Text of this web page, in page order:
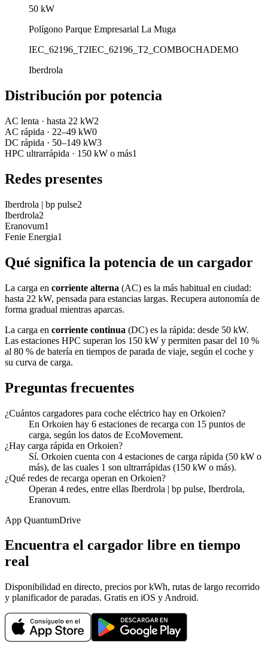
50 kW
Polígono Parque Empresarial La Muga
IEC_62196_T2IEC_62196_T2_COMBOCHADEMO
Iberdrola
Distribución por potencia
AC lenta · hasta 22 kW2
AC rápida · 22–49 kW0
DC rápida · 50–149 kW3
HPC ultrarrápida · 150 kW o más1
Redes presentes
Iberdrola | bp pulse2
Iberdrola2
Eranovum1
Fenie Energia1
Qué significa la potencia de un cargador
La carga en corriente alterna (AC) es la más habitual en ciudad:
hasta 22 kW, pensada para estancias largas. Recupera autonomía de
forma gradual mientras aparcas.
La carga en corriente continua (DC) es la rápida: desde 50 kW.
Las estaciones HPC superan los 150 kW y permiten pasar del 10 %
al 80 % de batería en tiempos de parada de viaje, según el coche y
su curva de carga.
Preguntas frecuentes
¿Cuántos cargadores para coche eléctrico hay en Orkoien?
En Orkoien hay 6 estaciones de recarga con 15 puntos de
carga, según los datos de EcoMovement.
¿Hay carga rápida en Orkoien?
Sí. Orkoien cuenta con 4 estaciones de carga rápida (50 kW o
más), de las cuales 1 son ultrarrápidas (150 kW o más).
¿Qué redes de recarga operan en Orkoien?
Operan 4 redes, entre ellas Iberdrola | bp pulse, Iberdrola,
Eranovum.
App QuantumDrive
Encuentra el cargador libre en tiempo
real
Disponibilidad en directo, precios por kWh, rutas de largo recorrido
y planificador de paradas. Gratis en iOS y Android.